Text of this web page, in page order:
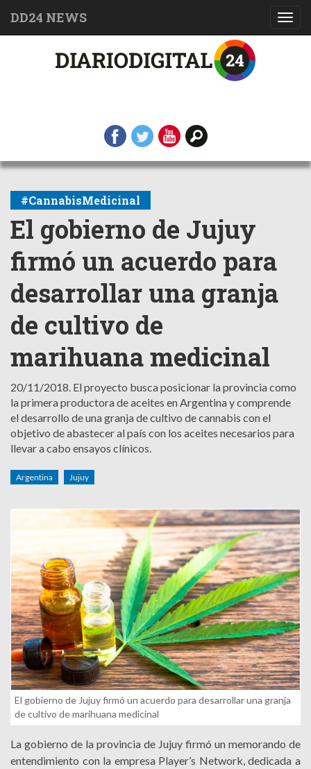
DD24 NEWS
#CannabisMedicinal
El gobierno de Jujuy
firmó un acuerdo para
desarrollar una granja
de cultivo de
marihuana medicinal
20/11/2018. El proyecto busca posicionar la provincia como
la primera productora de aceites en Argentina y comprende
el desarrollo de una granja de cultivo de cannabis con el
objetivo de abastecer al país con los aceites necesarios para
llevar a cabo ensayos clínicos.
Argentina Jujuy
El gobierno de Jujuy firmó un acuerdo para desarrollar una granja
de cultivo de marihuana medicinal
La gobierno de la provincia de Jujuy firmó un memorando de
entendimiento con la empresa Player’s Network, dedicada a